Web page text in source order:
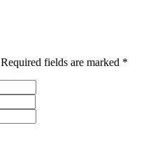
Required fields are marked *